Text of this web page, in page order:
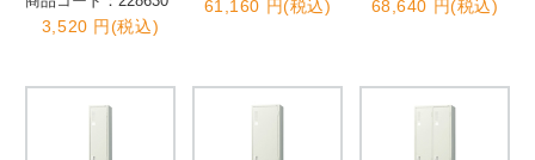
3,520 円(税込)
61,160 円(税込) 68,640 円(税込)